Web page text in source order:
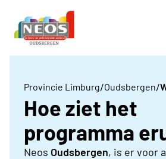
Provincie Limburg/Oudsbergen/
Hoe ziet het
programma
Neos Oudsbergen, is er voor